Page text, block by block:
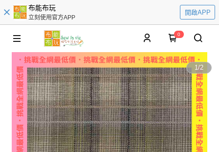
布能布玩
立刻使用官方APP
開啟APP
0
1/2